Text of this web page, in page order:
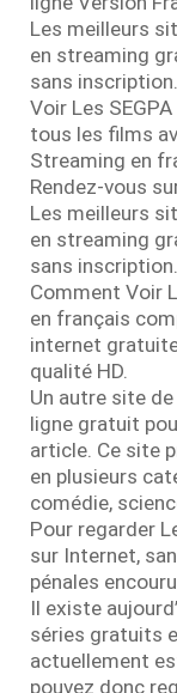
Les meilleurs
en streaming
sans inscription.
Voir Les
tous les films
Streaming en
Rendez-vous
Les meilleurs
en streaming
sans inscription.
Comment Voir
en français
internet
qualité HD.
Un autre site
ligne gratuit
article. Ce site
en plusieurs
comédie,
Pour regarder
sur Internet,
pénales
Il existe
séries gratuits
actuellement
pouvez donc